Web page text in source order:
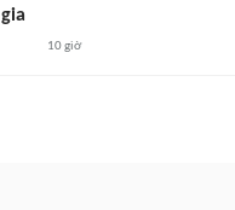
gia
10 giờ